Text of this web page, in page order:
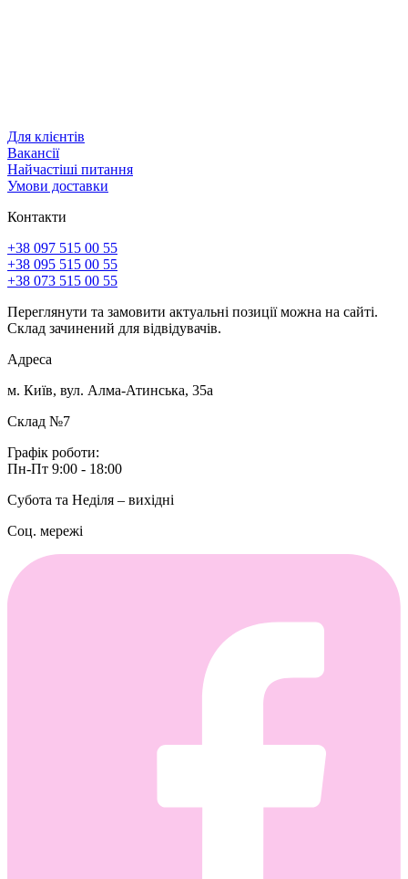
Для клієнтів
Вакансії
Найчастіші питання
Умови доставки
Контакти
+38 097 515 00 55
+38 095 515 00 55
+38 073 515 00 55
Переглянути та замовити актуальні позиції можна на сайті.
Склад зачинений для відвідувачів.
Адреса
м. Київ, вул. Алма-Атинська, 35а
Склад №7
Графік роботи:
Пн-Пт 9:00 - 18:00
Субота та Неділя – вихідні
Соц. мережі